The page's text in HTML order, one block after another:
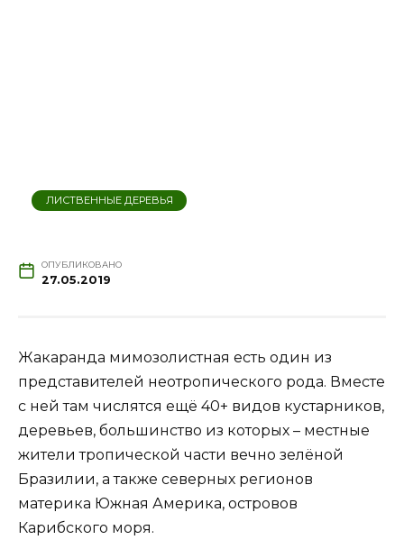
ЛИСТВЕННЫЕ ДЕРЕВЬЯ
ОПУБЛИКОВАНО
27.05.2019
Жакаранда мимозолистная есть один из
представителей неотропического рода. Вместе
с ней там числятся ещё 40+ видов кустарников,
деревьев, большинство из которых – местные
жители тропической части вечно зелёной
Бразилии, а также северных регионов
материка Южная Америка, островов
Карибского моря.